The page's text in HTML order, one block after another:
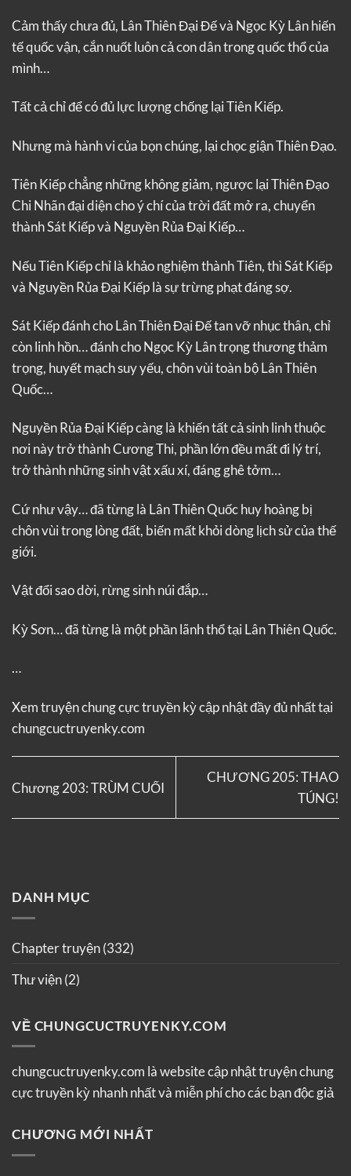
Cảm thấy chưa đủ, Lân Thiên Đại Đế và Ngọc Kỳ Lân hiến
tế quốc vận, cắn nuốt luôn cả con dân trong quốc thổ của
mình…
Tất cả chỉ để có đủ lực lượng chống lại Tiên Kiếp.
Nhưng mà hành vi của bọn chúng, lại chọc giận Thiên Đạo.
Tiên Kiếp chẳng những không giảm, ngược lại Thiên Đạo
Chi Nhãn đại diện cho ý chí của trời đất mở ra, chuyển
thành Sát Kiếp và Nguyền Rủa Đại Kiếp…
Nếu Tiên Kiếp chỉ là khảo nghiệm thành Tiên, thì Sát Kiếp
và Nguyền Rủa Đại Kiếp là sự trừng phạt đáng sợ.
Sát Kiếp đánh cho Lân Thiên Đại Đế tan vỡ nhục thân, chỉ
còn linh hồn… đánh cho Ngọc Kỳ Lân trọng thương thảm
trọng, huyết mạch suy yếu, chôn vùi toàn bộ Lân Thiên
Quốc…
Nguyền Rủa Đại Kiếp càng là khiến tất cả sinh linh thuộc
nơi này trở thành Cương Thi, phần lớn đều mất đi lý trí,
trở thành những sinh vật xấu xí, đáng ghê tởm…
Cứ như vậy… đã từng là Lân Thiên Quốc huy hoàng bị
chôn vùi trong lòng đất, biến mất khỏi dòng lịch sử của thế
giới.
Vật đổi sao dời, rừng sinh núi đắp…
Kỳ Sơn… đã từng là một phần lãnh thổ tại Lân Thiên Quốc.
…
Xem truyệnchung cực truyền kỳcập nhật đầy đủ nhất tại
chungcuctruyenky.com
Chương 203: TRÙM CUỐI
CHƯƠNG 205: THAO
TÚNG!
DANH MỤC
Chapter truyện(332)
Thư viện(2)
VỀ CHUNGCUCTRUYENKY.COM
chungcuctruyenky.com là website cập nhật truyện chung
cực truyền kỳ nhanh nhất và miễn phí cho các bạn độc giả
CHƯƠNG MỚI NHẤT